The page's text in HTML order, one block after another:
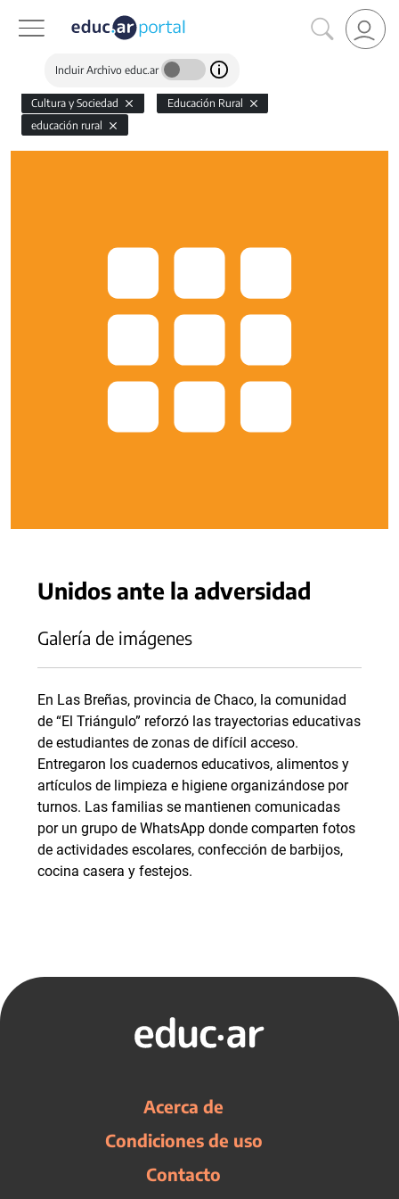
Incluir Archivo educ.ar
Cultura y Sociedad
Educación Rural
educación rural
Unidos ante la adversidad
Galería de imágenes
En Las Breñas, provincia de Chaco, la comunidad
de “El Triángulo” reforzó las trayectorias educativas
de estudiantes de zonas de difícil acceso.
Entregaron los cuadernos educativos, alimentos y
artículos de limpieza e higiene organizándose por
turnos. Las familias se mantienen comunicadas
por un grupo de WhatsApp donde comparten fotos
de actividades escolares, confección de barbijos,
cocina casera y festejos.
Acerca de
Condiciones de uso
Contacto